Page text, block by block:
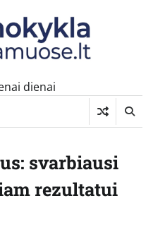
dienai
svarbiausi
rezultatui